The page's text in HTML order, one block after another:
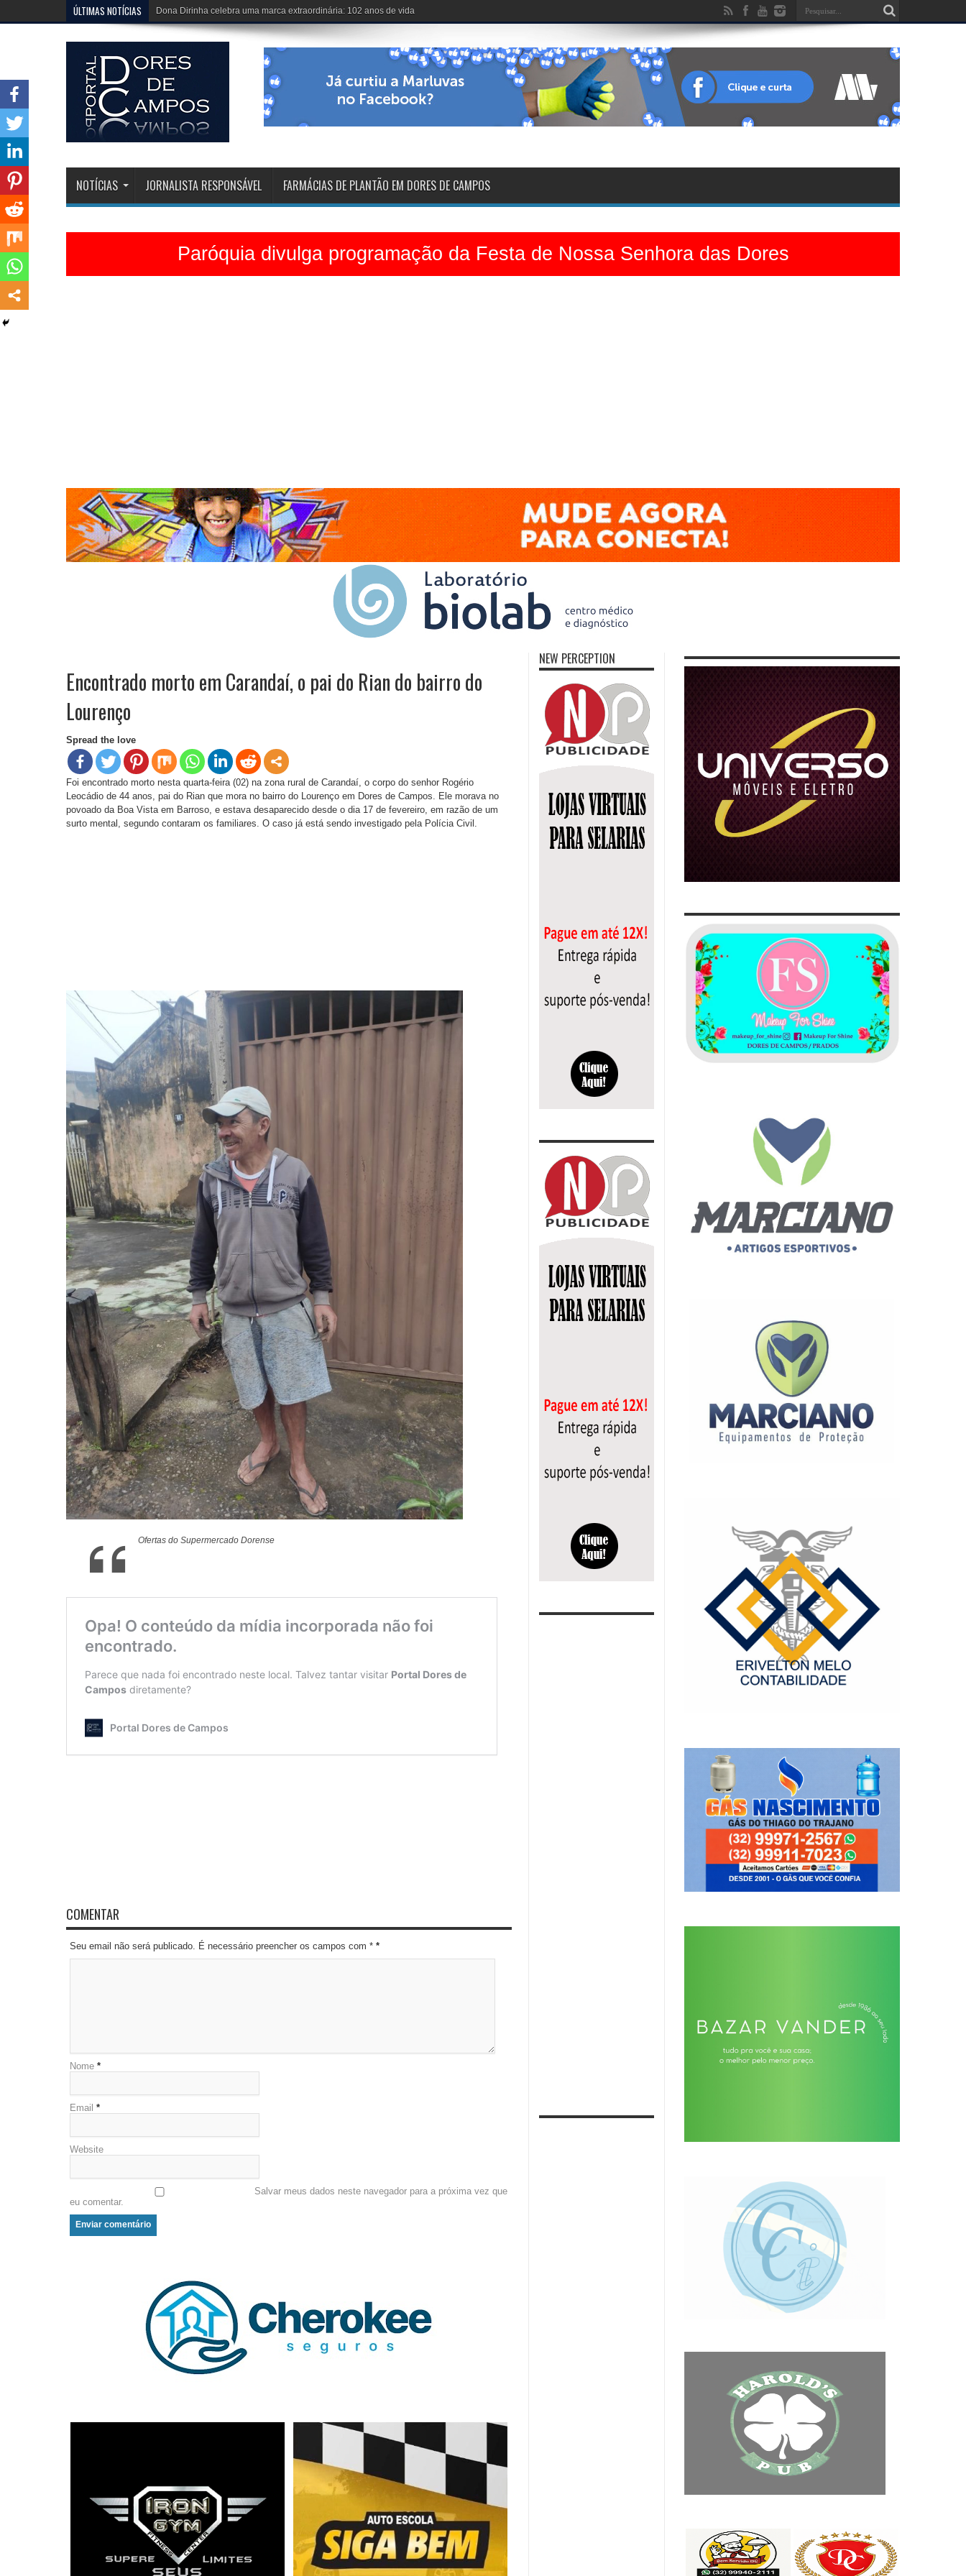
ÚLTIMAS NOTÍCIAS Igreja Matriz está belíssima e celebrações voltarão na sexta-feira
NOTÍCIAS JORNALISTA RESPONSÁVEL FARMÁCIAS DE PLANTÃO EM DORES DE CAMPOS
Paróquia divulga programação da Festa de Nossa Senhora das Dores
Encontrado morto em Carandaí, o pai do Rian do bairro do
Lourenço
Spread the love
Foi encontrado morto nesta quarta-feira (02) na zona rural de Carandaí, o corpo do senhor Rogério
Leocádio de 44 anos, pai do Rian que mora no bairro do Lourenço em Dores de Campos. Ele morava no
povoado da Boa Vista em Barroso, e estava desaparecido desde o dia 17 de fevereiro, em razão de um
surto mental, segundo contaram os familiares. O caso já está sendo investigado pela Polícia Civil.
Ofertas do Supermercado Dorense
COMENTAR
Seu email não será publicado. É necessário preencher os campos com * *
Nome *
Email *
Website
Salvar meus dados neste navegador para a próxima vez que
eu comentar.
NEW PERCEPTION